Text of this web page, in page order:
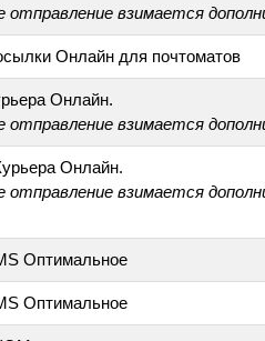
отправление взимается
Онлайн для почтоматов
Онлайн.
отправление взимается
Онлайн.
отправление взимается
Оптимальное
Оптимальное